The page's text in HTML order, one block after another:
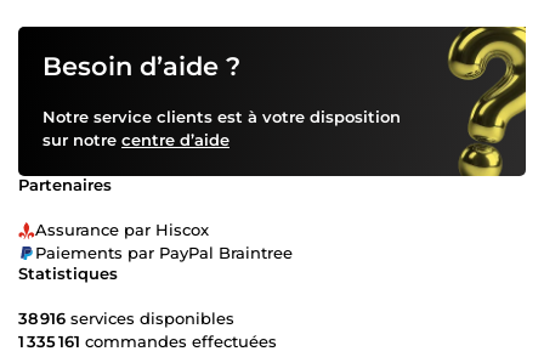
Besoin d’aide ?
Notre service clients est à votre disposition
sur notre centre d’aide
Partenaires
Assurance par Hiscox
Paiements par PayPal Braintree
Statistiques
38 916 services disponibles
1 335 161 commandes effectuées